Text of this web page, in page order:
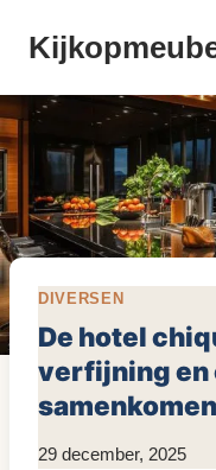
naar
DIVERSEN
De hotel
verfijning
samenkomen
Door
29 december, 2025